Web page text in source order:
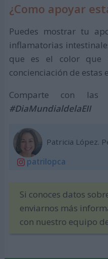
¿Como apoyar
Puedes mostrar tu
inflamatorias
que es el color
concienciación de estas
Comparte con las
#DiaMundialdelaEII
Patricia López.
patrilopca
Si conoces datos
enviarnos más
con nuestro equipo